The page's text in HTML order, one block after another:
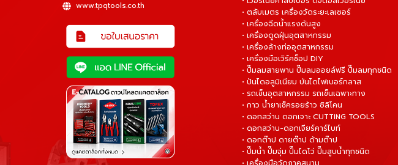
www.tpqtools.co.th
• ตลับเมตร เครื่องวัดระยะเลเซอร์
• เครื่องฉีดน้ำแรงดันสูง
• เครื่องดูดฝุ่นอุตสาหกรรม
• เครื่องล้างท่ออุตสาหกรรม
• เครื่องมือเวิร์คช็อป DIY
• ปั๊มลมสายพาน ปั๊มลมออยล์ฟรี ปั๊มลมทุกชนิด
• ปันไดอลูมิเนียม บันไดไฟเบอร์กลาส
• รถเข็นอุตสาหกรรม รถเข็นเฉพาะทาง
• กาว น้ำยาเช็ครอยร้าว ซิลิโคน
• ดอกสว่าน ดอกเจาะ CUTTING TOOLS
• ดอกสว่าน-ดอกเจียร์คาร์ไบท์
• ดอกต๊าป ดายต๊าป ด้ามต๊าป
• ปั๊มน้ำ ปั๊มจุ่ม ปั๊มไดโว่ ปั๊มสูบน้ำทุกชนิด